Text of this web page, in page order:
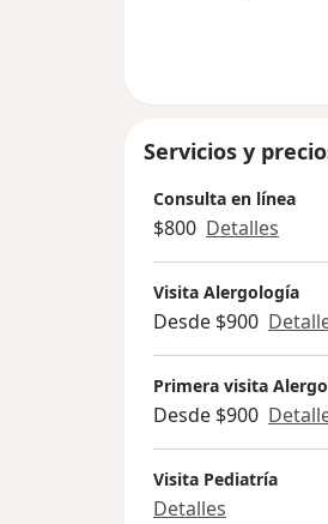
PRUEBAS
El estudio de
es un dispositivo
observan en los
Servicios y
Consulta en línea
$800 Detalles
Visita Alergología
Desde $900
Primera visita
Desde $900
Visita Pediatría
Detalles